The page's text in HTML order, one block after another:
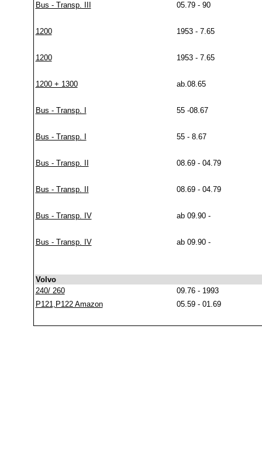
Bus - Transp. III 05.79 - 90
1200 1953 - 7.65
1200 1953 - 7.65
1200 + 1300 ab.08.65
Bus - Transp. I 55 -08.67
Bus - Transp. I 55 - 8.67
Bus - Transp. II 08.69 - 04.79
Bus - Transp. II 08.69 - 04.79
Bus - Transp. IV ab 09.90 -
Bus - Transp. IV ab 09.90 -
Volvo
240/ 260
09.76 - 1993
P121,P122 Amazon
05.59 - 01.69